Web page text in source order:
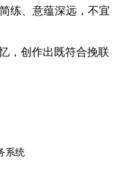
练、意蕴深远，不宜
创作出既符合挽联
系统